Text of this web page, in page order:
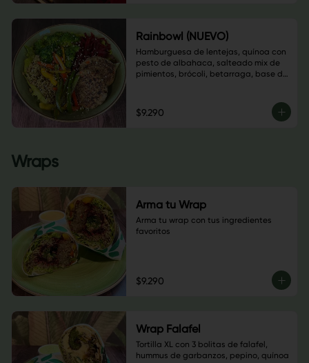
Rainbowl (NUEVO)
Hamburguesa de lentejas, quínoa con
pesto de albahaca, salteado mix de
pimientos, brócoli, betarraga, base de
$9.290
Wraps
Arma tu Wrap
Arma tu wrap con tus ingredientes
favoritos
$9.290
Wrap Falafel
Tortilla XL con 3 bolitas de falafel,
hummus de garbanzos, pepino, quínoa